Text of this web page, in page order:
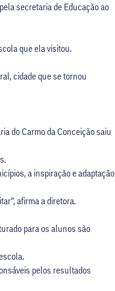
secretaria de Educação ao
que ela visitou.
cidade que se tornou
do Carmo da Conceição saiu
a inspiração e adaptação
afirma a diretora.
para os alunos são
pelos resultados